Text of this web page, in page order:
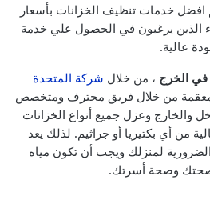
خدمات تنظيف الخزانات بأسعار
الذين يرغبون في الحصول علي خدمة
عالية.
في الخرج ، من خلال شركة المتحدة
من خلال فريق محترف ومتخصص
والخارج وعزل جميع أنواع الخزانات
من أي بكتيريا أو جراثيم. لذلك يعد
لمنزلك ويجب أن تكون مياه
وصحة أسرتك.